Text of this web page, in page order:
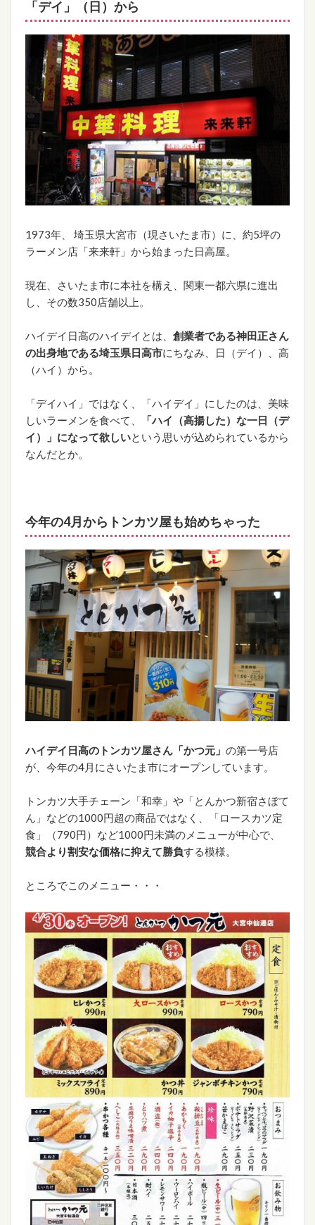
「デイ」（日）から
1973年、 埼玉県大宮市（現さいたま市）に、約5坪の
ラーメン店「来来軒」から始まった日高屋。
現在、さいたま市に本社を構え、関東一都六県に進出
し、その数350店舗以上。
ハイデイ日高のハイデイとは、 創業者である神田正さん
の出身地である埼玉県日高市にちなみ、日（デイ）、高
（ハイ）から。
「デイハイ」ではなく、「ハイデイ」にしたのは、美味
しいラーメンを食べて、
「ハイ（高揚した）な一日（デ
イ）」になって欲しいという思いが込められているから
なんだとか。
今年の4月からトンカツ屋も始めちゃった
ハイデイ日高のトンカツ屋さん「かつ元」 の第一号店
が、今年の4月にさいたま市にオープンしています。
トンカツ大手チェーン「和幸」や「とんかつ新宿さぼて
ん」などの1000円超の商品ではなく、「ロースカツ定
食」（790円）など1000円未満のメニューが中心で、
競合より割安な価格に抑えて勝負する模様。
ところでこのメニュー・・・